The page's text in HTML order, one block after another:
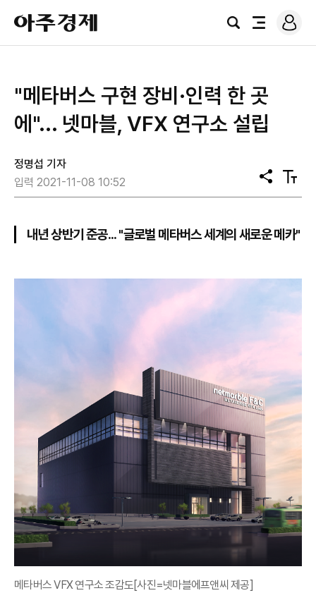
아
주
경
검
전
로
그
"메타버스 구현 장비·인력 한 곳
에"... 넷마블, VFX 연구소 설립
정명섭 기자
입력 2021-11-08 10:52
공
유
텍
스
기
내년 상반기 준공... "글로벌 메타버스 세계의 새로운 메카"
메타버스 VFX 연구소 조감도[사진=넷마블에프앤씨 제공]